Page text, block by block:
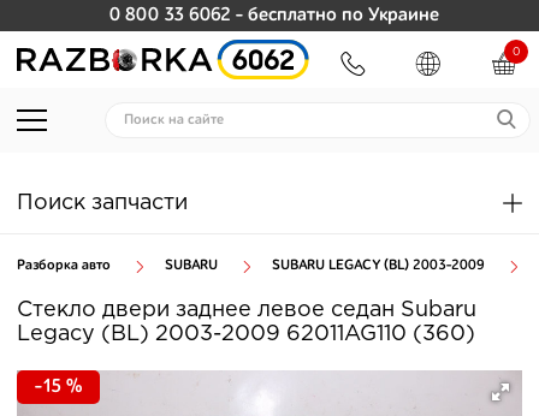
0 800 33 6062 - бесплатно по Украине
0
Поиск запчасти
Разборка авто SUBARU SUBARU LEGACY (BL) 2003-2009
Стекло двери заднее левое седан Subaru
Legacy (BL) 2003-2009 62011AG110 (360)
-15 %